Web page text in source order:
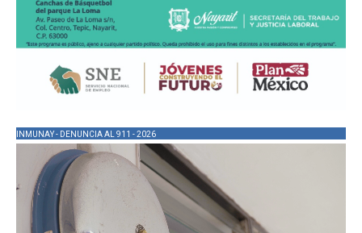
INMUNAY - DENUNCIA AL 911 - 2026